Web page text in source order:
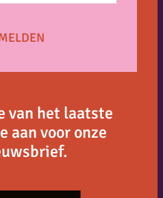
van het laatste
aan voor onze